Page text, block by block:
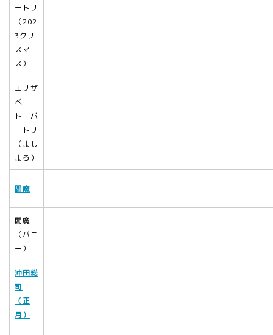
ートリ
（202
3クリ
スマ
ス）
エリザ
ベー
ト・バ
ートリ
（まし
まろ）
閻魔
閻魔
（バニ
ー）
沖田総
司
（正
月）